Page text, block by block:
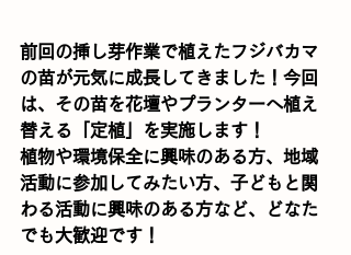
前回の挿し芽作業で植えたフジバカマ
の苗が元気に成長してきました！今回
は、その苗を花壇やプランターへ植え
替える「定植」を実施します！
植物や環境保全に興味のある方、地域
活動に参加してみたい方、子どもと関
わる活動に興味のある方など、どなた
でも大歓迎です！